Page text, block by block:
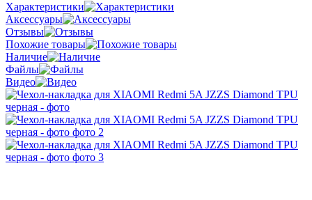
Характеристики
Аксессуары
Отзывы
Похожие товары
Наличие
Файлы
Видео